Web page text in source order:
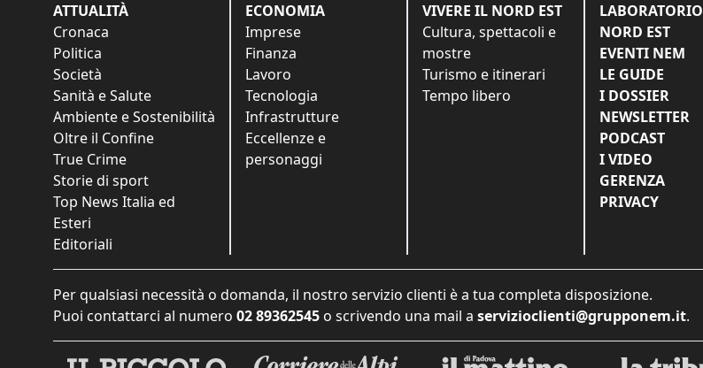
ATTUALITÀ
Cronaca
Politica
Società
Sanità e Salute
Ambiente e Sostenibilità
Oltre il Confine
True Crime
Storie di sport
Top News Italia ed
Esteri
Editoriali
ECONOMIA
Imprese
Finanza
Lavoro
Tecnologia
Infrastrutture
Eccellenze e
personaggi
VIVERE IL NORD EST
Cultura, spettacoli e
mostre
Turismo e itinerari
Tempo libero
LABORATORIO
NORD EST
EVENTI NEM
LE GUIDE
I DOSSIER
NEWSLETTER
PODCAST
I VIDEO
GERENZA
PRIVACY
Per qualsiasi necessità o domanda, il nostro servizio clienti è a tua completa disposizione.
Puoi contattarci al numero 02 89362545 o scrivendo una mail a servizioclienti@grupponem.it.